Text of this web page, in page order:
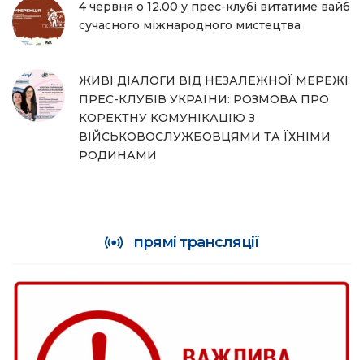
4 червня о 12.00 у прес-клубі витатиме вайб
сучасного міжнародного мистецтва
ЖИВІ ДІАЛОГИ ВІД НЕЗАЛЕЖНОЇ МЕРЕЖІ
ПРЕС-КЛУБІВ УКРАЇНИ: РОЗМОВА ПРО
КОРЕКТНУ КОМУНІКАЦІЮ З
ВІЙСЬКОВОСЛУЖБОВЦЯМИ ТА ЇХНІМИ
РОДИНАМИ
прямі трансляції